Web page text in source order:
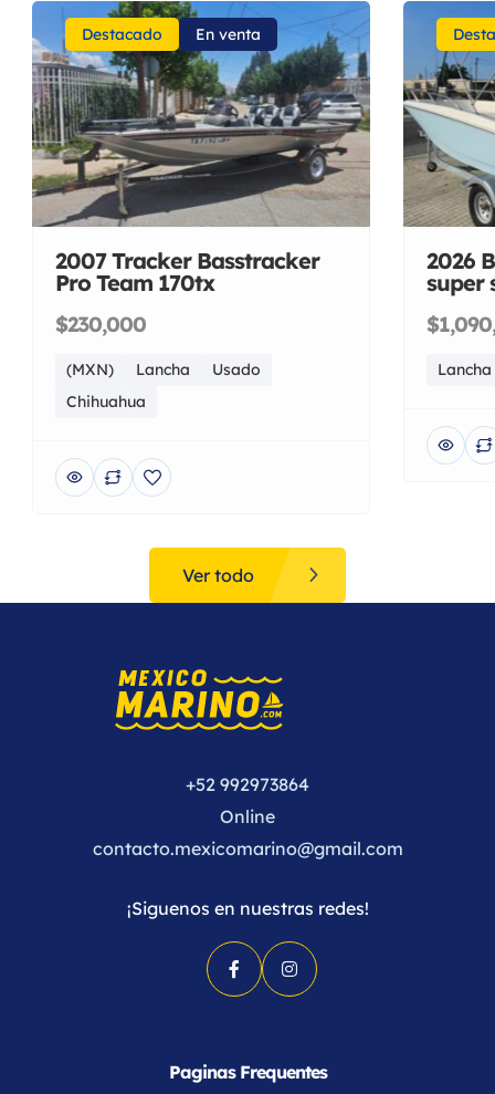
Destacado En venta
2007 Tracker Basstracker
Pro Team 170tx
$230,000
(MXN) Lancha
Usado
Chihuahua
2026
super
Lancha
Ver todo
+52 992973864
Online
contacto.mexicomarino@gmail.com
¡Siguenos en nuestras redes!
Paginas Frequentes